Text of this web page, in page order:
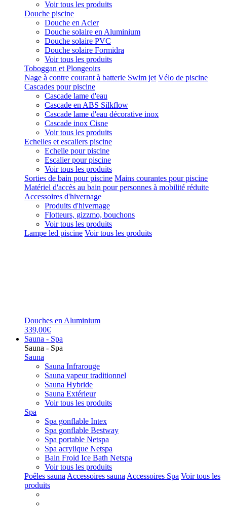
Voir tous les produits
Douche piscine
Douche en Acier
Douche solaire en Aluminium
Douche solaire PVC
Douche solaire Formidra
Voir tous les produits
Toboggan et Plongeoirs
Nage à contre courant à batterie Swim jet Vélo de piscine
Cascades pour piscine
Cascade lame d'eau
Cascade en ABS Silkflow
Cascade lame d'eau décorative inox
Cascade inox Cisne
Voir tous les produits
Echelles et escaliers piscine
Echelle pour piscine
Escalier pour piscine
Voir tous les produits
Sorties de bain pour piscine Mains courantes pour piscine
Matériel d'accès au bain pour personnes à mobilité réduite
Accessoires d'hivernage
Produits d'hivernage
Flotteurs, gizzmo, bouchons
Voir tous les produits
Lampe led piscine Voir tous les produits
Douches en Aluminium
339,00€
Sauna - Spa
Sauna - Spa
Sauna
Sauna Infrarouge
Sauna vapeur traditionnel
Sauna Hybride
Sauna Extérieur
Voir tous les produits
Spa
Spa gonflable Intex
Spa gonflable Bestway
Spa portable Netspa
Spa acrylique Netspa
Bain Froid Ice Bath Netspa
Voir tous les produits
Poêles sauna Accessoires sauna Accessoires Spa Voir tous les
produits